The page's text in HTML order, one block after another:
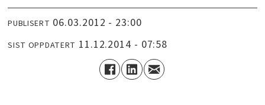
PUBLISERT 06.03.2012 - 23:00
SIST OPPDATERT 11.12.2014 - 07:58